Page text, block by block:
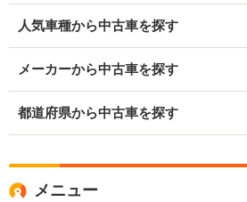
人気車種から中古車を探す
メーカーから中古車を探す
都道府県から中古車を探す
メニュー